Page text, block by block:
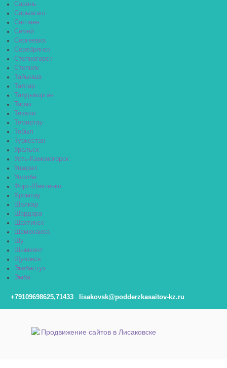
Сарань
Сарыагаш
Сатпаев
Семей
Сергеевка
Серебрянск
Степногорск
Степняк
Тайынша
Талгар
Талдыкорган
Тараз
Текели
Темиртау
Тобыл
Туркестан
Уральск
Усть-Каменогорск
Ушарал
Уштобе
Форт-Шевченко
Хромтау
Шалкар
Шардара
Шахтинск
Шемонаиха
Шу
Шымкент
Щучинск
Экибастуз
Эмба
+79109698625,71433 lisakovsk@podderzkasaitov-kz.ru